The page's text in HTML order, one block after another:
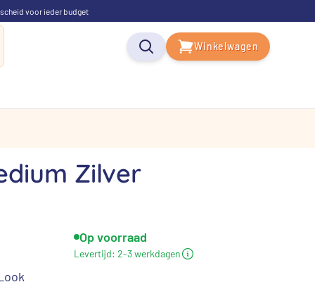
voor ieder budget
Winkelwagen
Zilver
Op voorraad
Levertijd: 2-3 werkdagen